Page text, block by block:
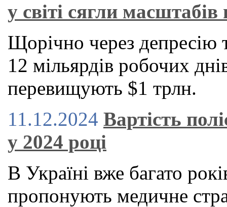
у світі сягли масштабів
Щорічно через депресію
12 мільярдів робочих
перевищують $1 трлн.
11.12.2024 Вартість
у 2024 році
В Україні вже багато
пропонують медичне